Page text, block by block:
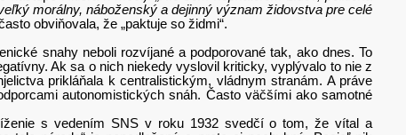
morálny, náboženský a dejinný význam židovstva pre celé
obviňovala, že „paktuje so židmi“.
snahy neboli rozvíjané a podporované tak, ako dnes. To
Ak sa o nich niekedy vyslovil kriticky, vyplývalo to nie z
prikláňala k centralistickým, vládnym stranám. A práve
autonomistických snáh. Často väčšími ako samotné
s vedením SNS v roku 1932 svedčí o tom, že vítal a